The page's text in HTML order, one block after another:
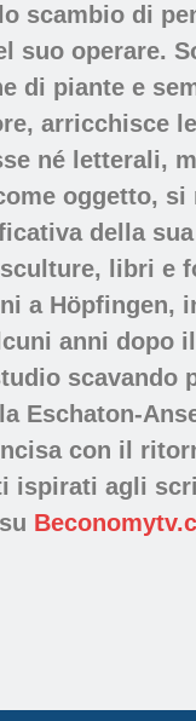
scambio di
suo operare.
di piante e
arricchisce
né letterali,
oggetto,
della
libri e
a Höpfingen,
anni dopo
scavando
Eschaton-
con il
ispirati agli